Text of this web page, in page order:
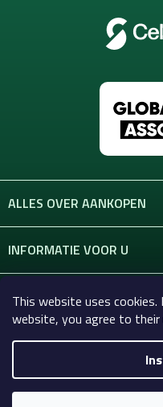
This website uses
website, you agree to their
ALLES OVER AANKOPEN
INFORMATIE VOOR U
CONTACT
Copyright 2026Celtic-
permanente make-